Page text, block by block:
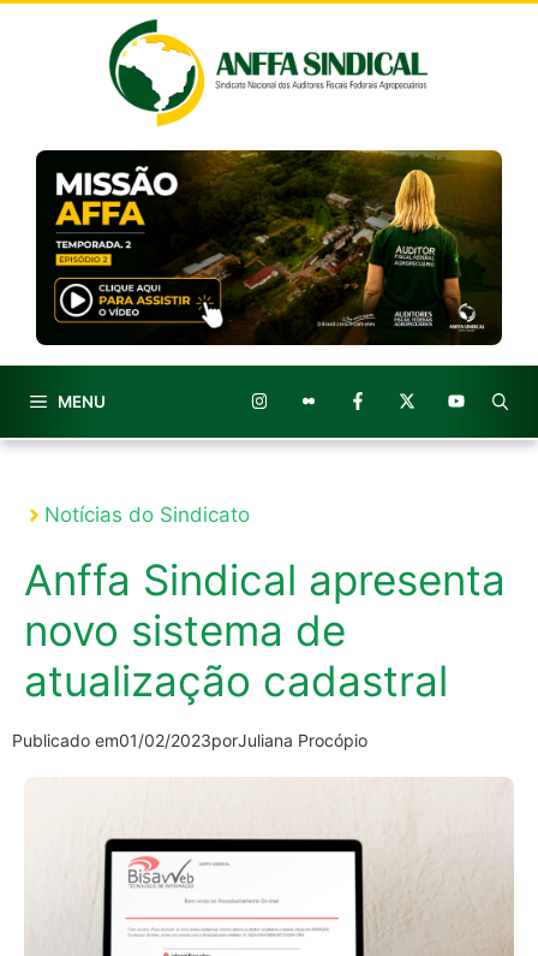
MENU
Notícias do Sindicato
Anffa Sindical apresenta
novo sistema de
atualização cadastral
Publicado em01/02/2023porJuliana Procópio